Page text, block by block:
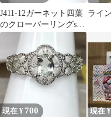
J411-12ガーネット四葉
のクローバーリングsv
コーティングフリーサ
ライ
現在 ¥ 700 現在 ¥